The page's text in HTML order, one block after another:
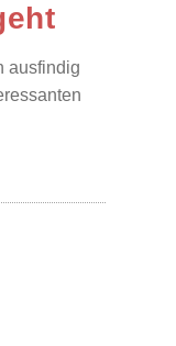
ausfindig